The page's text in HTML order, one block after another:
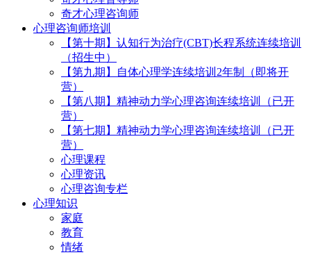
奇才心理咨询师
心理咨询师培训
【第十期】认知行为治疗(CBT)长程系统连续培训
（招生中）
【第九期】自体心理学连续培训2年制（即将开
营）
【第八期】精神动力学心理咨询连续培训（已开
营）
【第七期】精神动力学心理咨询连续培训（已开
营）
心理课程
心理资讯
心理咨询专栏
心理知识
家庭
教育
情绪